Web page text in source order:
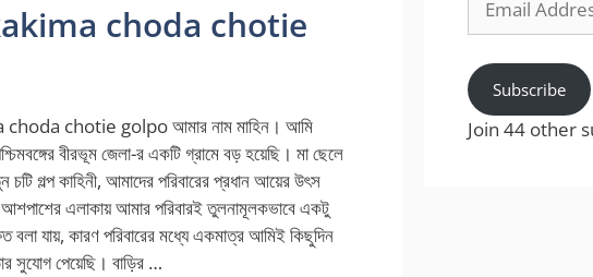
kakima choda chotie
chotie golpo আমার নাম মাহিন। আমি
বীরভূম জেলা-র একটি গ্রামে বড় হয়েছি। মা ছেলে
চটি গল্প কাহিনী, আমাদের পরিবারের প্রধান আয়ের উৎস
আশপাশের এলাকায় আমার পরিবারই তুলনামূলকভাবে একটু
বলা যায়, কারণ পরিবারের মধ্যে একমাত্র আমিই কিছুদিন
সুযোগ পেয়েছি। বাড়ির …
Address
Subscribe
Join 44 other